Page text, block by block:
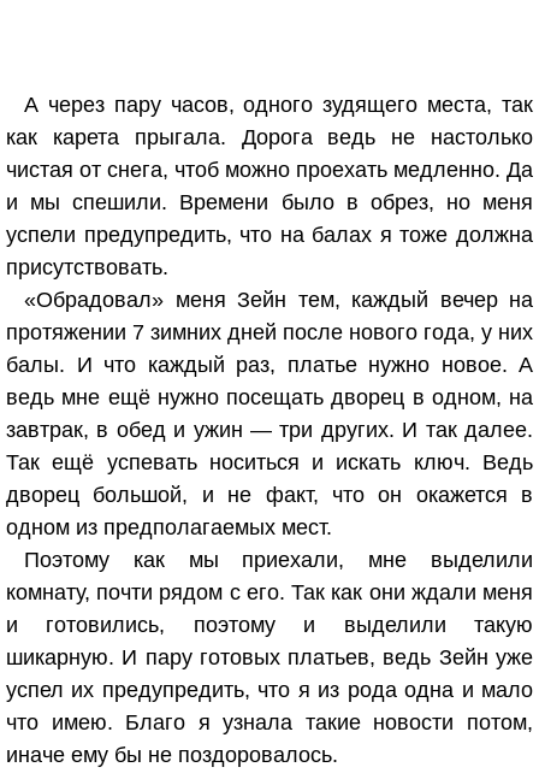
А через пару часов, одного зудящего места, так
как карета прыгала. Дорога ведь не настолько
чистая от снега, чтоб можно проехать медленно. Да
и мы спешили. Времени было в обрез, но меня
успели предупредить, что на балах я тоже должна
присутствовать.
«Обрадовал» меня Зейн тем, каждый вечер на
протяжении 7 зимних дней после нового года, у них
балы. И что каждый раз, платье нужно новое. А
ведь мне ещё нужно посещать дворец в одном, на
завтрак, в обед и ужин — три других. И так далее.
Так ещё успевать носиться и искать ключ. Ведь
дворец большой, и не факт, что он окажется в
одном из предполагаемых мест.
Поэтому как мы приехали, мне выделили
комнату, почти рядом с его. Так как они ждали меня
и готовились, поэтому и выделили такую
шикарную. И пару готовых платьев, ведь Зейн уже
успел их предупредить, что я из рода одна и мало
что имею. Благо я узнала такие новости потом,
иначе ему бы не поздоровалось.